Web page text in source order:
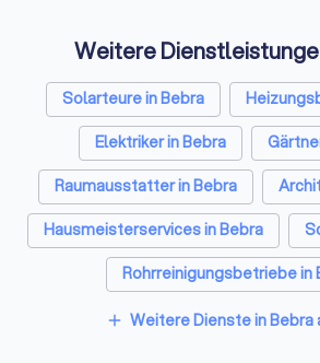
Weitere
Solarteure in Bebra
Elektriker in Bebra
Raumausstatter in Bebra
Hausmeisterservices in Bebra
Rohrreinigungsbetriebe in
add Weitere Dienste in Bebra